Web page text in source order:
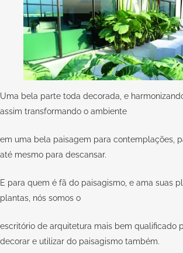
Uma bela parte toda decorada, e
assim transformando o ambiente
em uma bela paisagem para contemplações,
até mesmo para descansar.
E para quem é fã do paisagismo, e ama suas
plantas, nós somos o
escritório de arquitetura mais bem qualificado
decorar e utilizar do paisagismo também.